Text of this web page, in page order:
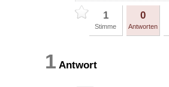
1
Stimme
0
Antworten
1 Antwort